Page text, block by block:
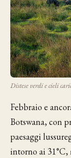
Distese verdi e cieli
Febbraio e
Botswana, con
paesaggi
intorno ai 31°C,